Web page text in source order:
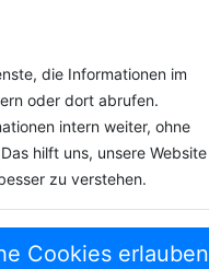
die Informationen im
oder dort abrufen.
intern weiter, ohne
hilft uns, unsere Website
zu verstehen.
Cookies erlauben